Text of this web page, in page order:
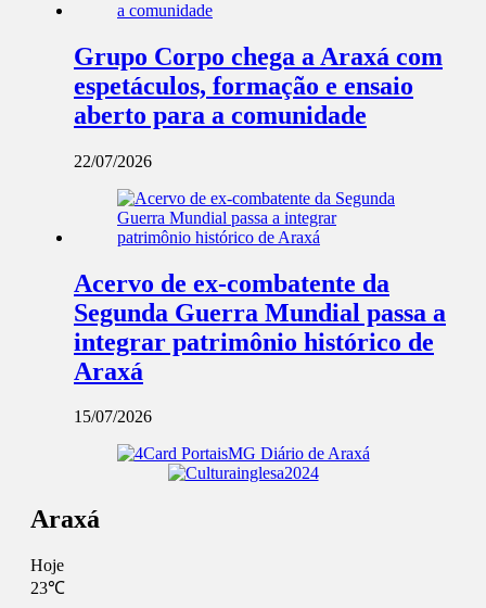
Grupo Corpo chega a Araxá com
espetáculos, formação e ensaio
aberto para a comunidade
22/07/2026
Acervo de ex-combatente da
Segunda Guerra Mundial passa a
integrar patrimônio histórico de
Araxá
15/07/2026
Araxá
Hoje
23℃